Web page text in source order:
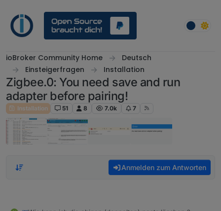
ioBroker Community Home
Deutsch
Einsteigerfragen
Installation
Zigbee.0: You need save and run
adapter before pairing!
Installation 51 8 7.0k 7
Anmelden zum Antworten